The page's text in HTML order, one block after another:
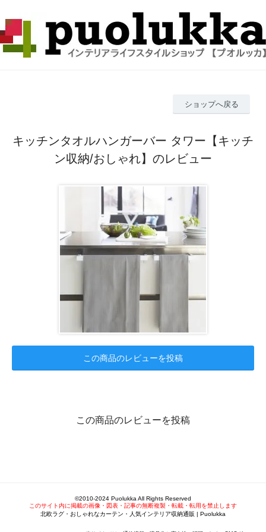
ショップへ戻る
キッチンタオルハンガーバー タワー【キッチ
ン収納/おしゃれ】のレビュー
この商品のレビューを投稿
この商品のレビューを投稿
©2010-2024 Puolukka All Rights Reserved
このサイト内に掲載の画像・図表・記事の無断複製・転載・転用を禁止します
北欧ラグ・おしゃれなカーテン・人気インテリア収納通販 | Puolukka